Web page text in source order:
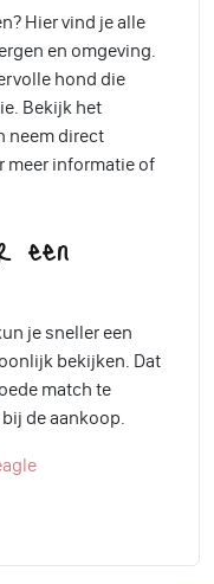
Hier vind je alle
en omgeving.
hond die
Bekijk het
neem direct
meer informatie of
een
je sneller een
bekijken. Dat
match te
de aankoop.